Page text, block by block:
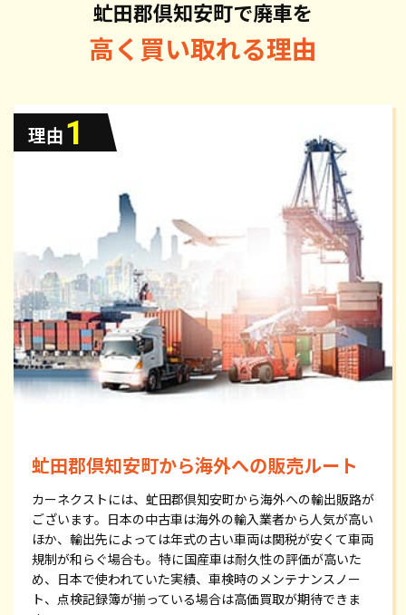
虻田郡倶知安町で廃車を
高く買い取れる理由
虻田郡倶知安町から海外への販売ルート
カーネクストには、虻田郡倶知安町から海外への輸出販路が
ございます。日本の中古車は海外の輸入業者から人気が高い
ほか、輸出先によっては年式の古い車両は関税が安くて車両
規制が和らぐ場合も。特に国産車は耐久性の評価が高いた
め、日本で使われていた実績、車検時のメンテナンスノー
ト、点検記録簿が揃っている場合は高価買取が期待できま